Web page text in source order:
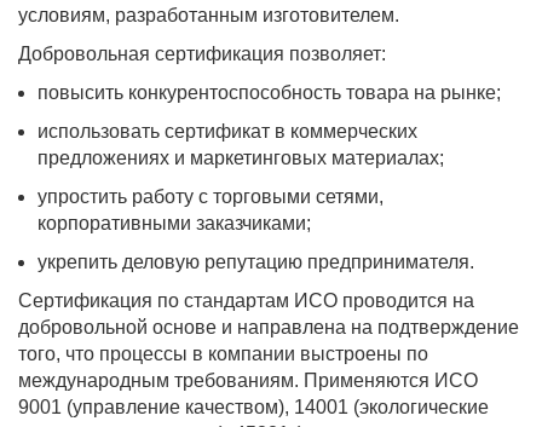
условиям, разработанным изготовителем.
Добровольная сертификация позволяет:
повысить конкурентоспособность товара на рынке;
использовать сертификат в коммерческих
предложениях и маркетинговых материалах;
упростить работу с торговыми сетями,
корпоративными заказчиками;
укрепить деловую репутацию предпринимателя.
Сертификация по стандартам ИСО проводится на
добровольной основе и направлена на подтверждение
того, что процессы в компании выстроены по
международным требованиям. Применяются ИСО
9001 (управление качеством), 14001 (экологические